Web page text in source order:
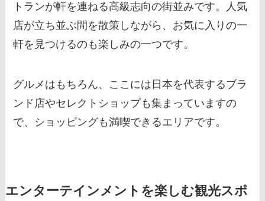
トランが軒を連ねる高級志向の街並みです。人気
店が立ち並ぶ間を散策しながら、お気に入りの一
軒を見つけるのも楽しみの一つです。
グルメはもちろん、ここには日本を代表するブラ
ンド店やセレクトショップも集まっていますの
で、ショッピングも満喫できるエリアです。
エンターテインメントを楽しむ観光スポ